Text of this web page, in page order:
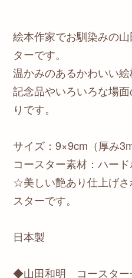
絵本作家でお馴染みの
ターです。
温かみのあるかわいい絵
記念品やいろいろな場
りです。
サイズ：9×9cm（厚み
コースター素材：ハー
☆美しい艶あり仕上げ
スターです。
日本製
◆山田和明 コースター